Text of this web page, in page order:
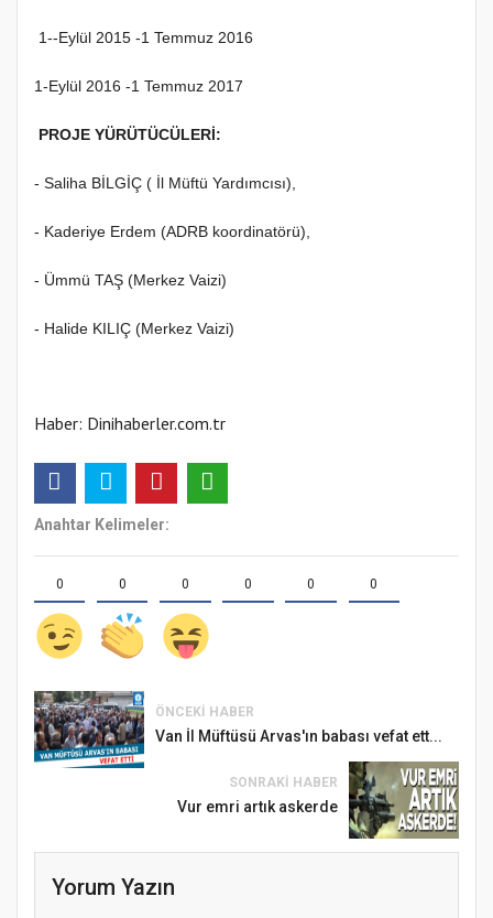
1--Eylül 2015 -1 Temmuz 2016
1-Eylül 2016 -1 Temmuz 2017
PROJE YÜRÜTÜCÜLERİ:
- Saliha BİLGİÇ ( İl Müftü Yardımcısı),
- Kaderiye Erdem (ADRB koordinatörü),
- Ümmü TAŞ (Merkez Vaizi)
- Halide KILIÇ (Merkez Vaizi)
Haber: Dinihaberler.com.tr
Anahtar Kelimeler:
0 0 0 0 0 0
ÖNCEKI HABER
Van İl Müftüsü Arvas'ın babası vefat ett...
SONRAKI HABER
Vur emri artık askerde
Yorum Yazın